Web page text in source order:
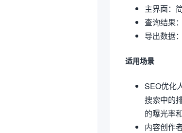
主界面：
查询结果
导出数据
适用场景
SEO优化
搜索中的
的曝光率
内容创作